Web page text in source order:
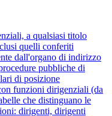
a qualsiasi titolo
quelli conferiti
dall'organo di indirizzo
pubbliche di
di posizione
funzioni dirigenziali (da
che distinguano le
dirigenti, dirigenti